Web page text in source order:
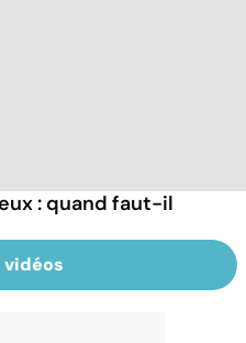
: quand faut-il
vidéos